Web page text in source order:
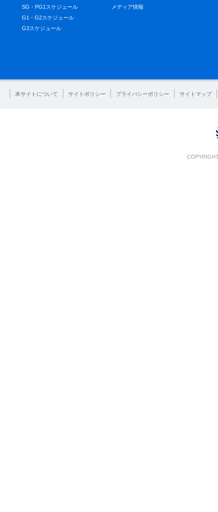
SG・PG1スケジュール
G1・G2スケジュール
G3スケジュール
メディア情報
本サイトについて サイトポリシー プライバシーポリシー サイトマップ